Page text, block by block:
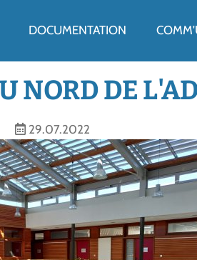
DOCUMENTATION
NORD DE
29.07.2022